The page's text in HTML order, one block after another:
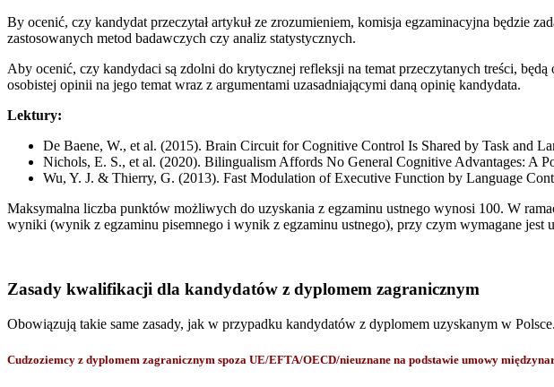
By ocenić, czy kandydat przeczytał artykuł ze zrozumieniem, komisja egzaminacyjna będzie
zastosowanych metod badawczych czy analiz statystycznych.
Aby ocenić, czy kandydaci są zdolni do krytycznej refleksji na temat przeczytanych treści,
osobistej opinii na jego temat wraz z argumentami uzasadniającymi daną opinię kandydata.
Lektury:
De Baene, W., et al. (2015). Brain Circuit for Cognitive Control Is Shared by Task and
Nichols, E. S., et al. (2020). Bilingualism Affords No General Cognitive Advantages: A
Wu, Y. J. & Thierry, G. (2013). Fast Modulation of Executive Function by Language
Maksymalna liczba punktów możliwych do uzyskania z egzaminu ustnego wynosi 100. W
wyniki (wynik z egzaminu pisemnego i wynik z egzaminu ustnego), przy czym wymagane jest
Zasady kwalifikacji dla kandydatów z dyplomem zagranicznym
Obowiązują takie same zasady, jak w przypadku kandydatów z dyplomem uzyskanym w Polsce.
Cudzoziemcy z dyplomem zagranicznym spoza UE/EFTA/OECD/nieuznane na podstawie umowy